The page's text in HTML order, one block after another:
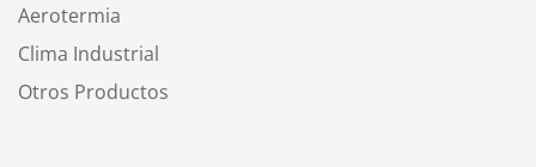
Aerotermia
Clima Industrial
Otros Productos